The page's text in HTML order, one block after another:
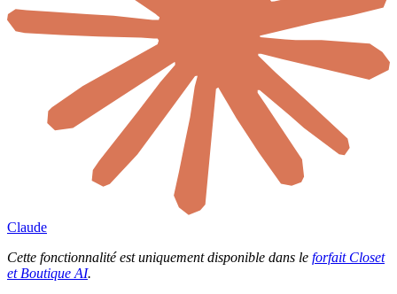
Claude
Cette fonctionnalité est uniquement disponible dans le forfait Closet
et Boutique AI.